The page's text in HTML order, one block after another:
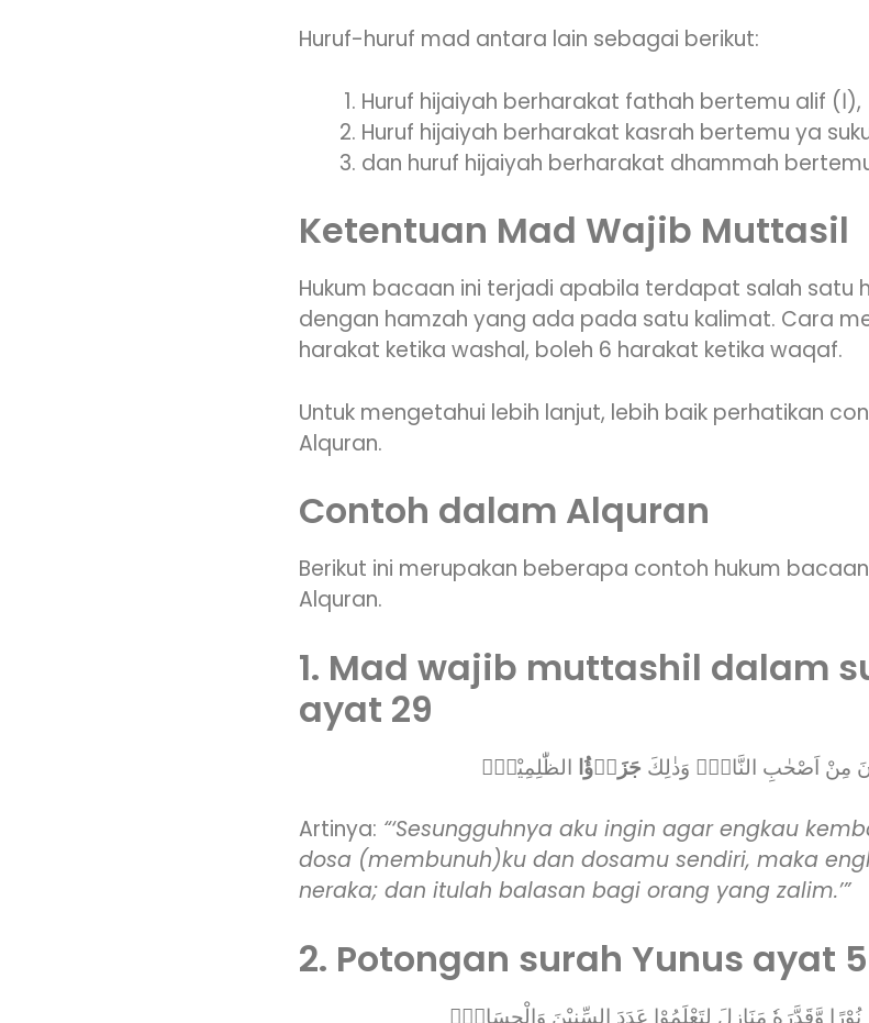
Huruf-huruf mad antara lain sebagai berikut:
Huruf hijaiyah berharakat fathah bertemu alif (ا),
Ketentuan Mad Wajib Muttasil
Hukum bacaan ini terjadi apabila terdapat salah satu
dengan hamzah yang ada pada satu kalimat. Cara
harakat ketika washal, boleh 6 harakat ketika waqaf.
Untuk mengetahui lebih lanjut, lebih baik perhatikan
Alquran.
Contoh dalam Alquran
Berikut ini merupakan beberapa contoh hukum
Alquran.
1. Mad wajib muttashil dalam
ayat 29
مِنْ اَصْحٰبِ النَّارِۚ وَذٰلِكَ جَزَاۤؤُا الظّٰلِمِيْنَۚ
Artinya: “‘Sesungguhnya aku ingin agar engkau
dosa (membunuh)ku dan dosamu sendiri, maka
neraka; dan itulah balasan bagi orang yang zalim.’”
2. Potongan surah Yunus ayat 5
نُوْرًا وَّقَدَّرَهٗ مَنَازِلَ لِتَعْلَمُوْا عَدَدَ السِّنِيْنَ وَالْحِسَابَۗ